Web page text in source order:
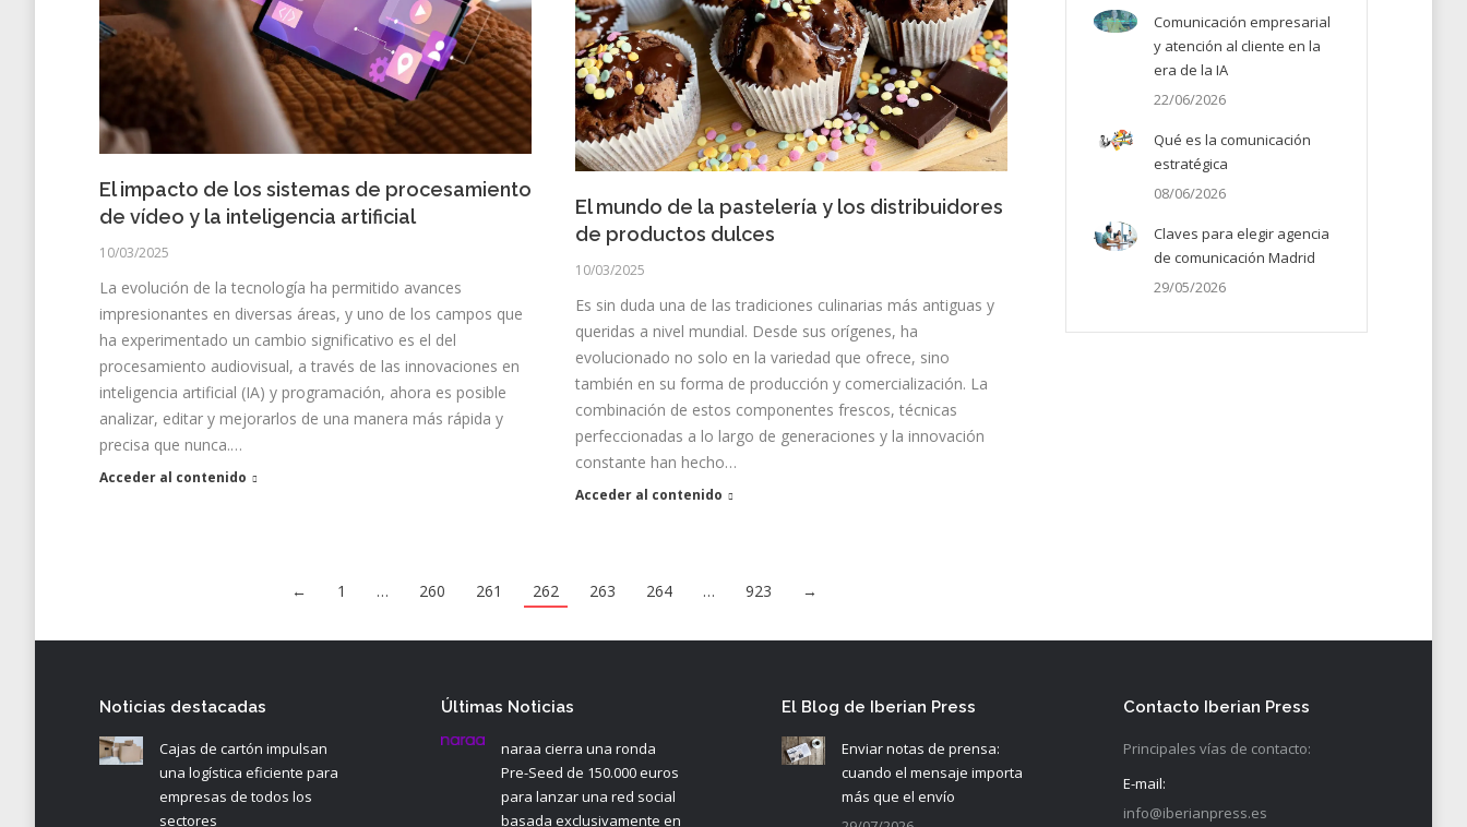
El impacto de los sistemas de procesamiento
de vídeo y la inteligencia artificial
10/03/2025
La evolución de la tecnología ha permitido avances
impresionantes en diversas áreas, y uno de los campos que
ha experimentado un cambio significativo es el del
procesamiento audiovisual, a través de las innovaciones en
inteligencia artificial (IA) y programación, ahora es posible
analizar, editar y mejorarlos de una manera más rápida y
precisa que nunca.…
Acceder al contenido
El mundo de la pastelería y los distribuidores
de productos dulces
10/03/2025
Es sin duda una de las tradiciones culinarias más antiguas y
queridas a nivel mundial. Desde sus orígenes, ha
evolucionado no solo en la variedad que ofrece, sino
también en su forma de producción y comercialización. La
combinación de estos componentes frescos, técnicas
perfeccionadas a lo largo de generaciones y la innovación
constante han hecho…
Acceder al contenido
← 1 … 260 261 262 263 264 … 923 →
Comunicación empresarial
y atención al cliente en la
era de la IA
22/06/2026
Qué es la comunicación
estratégica
08/06/2026
Claves para elegir agencia
de comunicación Madrid
29/05/2026
Noticias destacadas
Cajas de cartón impulsan
una logística eficiente para
empresas de todos los
sectores
Últimas Noticias
naraa cierra una ronda
Pre-Seed de 150.000 euros
para lanzar una red social
basada exclusivamente en
El Blog de Iberian Press
Enviar notas de prensa:
cuando el mensaje importa
más que el envío
Contacto Iberian Press
Principales vías de contacto:
E-mail:
info@iberianpress.es